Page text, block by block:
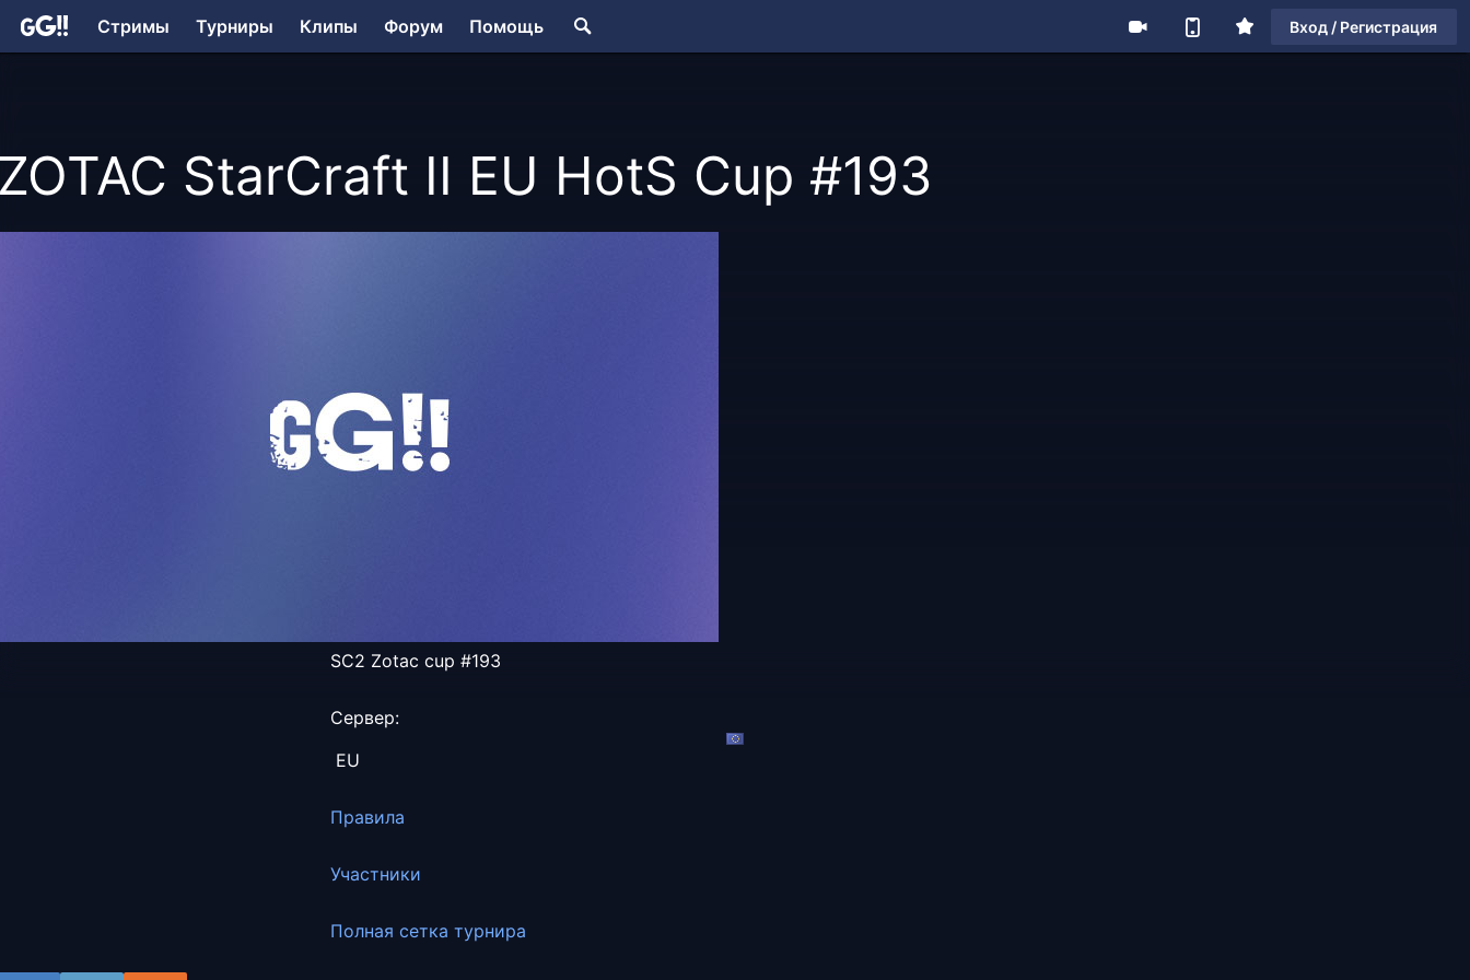
Стримы Турниры Клипы Форум Помощь Вход / Регистрация
StarCraft II EU HotS Cup #193
SC2 Zotac cup #193
Сервер:
EU
Правила
Участники
Полная сетка турнира